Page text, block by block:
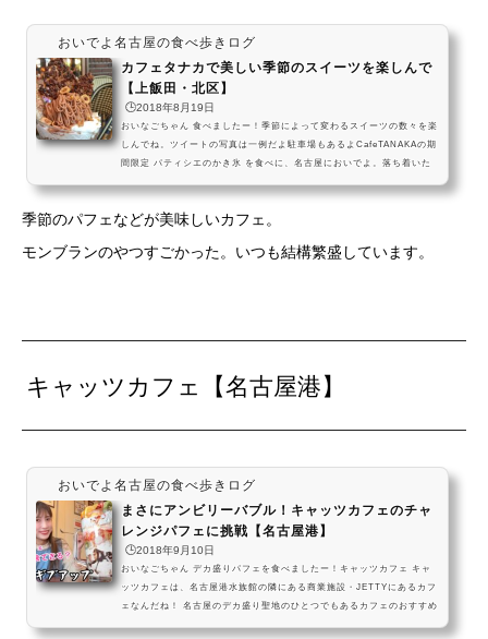
おいでよ名古屋の食べ歩きログ
カフェタナカで美しい季節のスイーツを楽しんで
【上飯田・北区】
🕒️2018年8月19日
おいなごちゃん 食べましたー！季節によって変わるスイーツの数々を楽
しんでね。ツイートの写真は一例だよ駐車場もあるよCafeTANAKAの期
間限定 パティシエのかき氷 を食べに、名古屋においでよ。落ち着いた
com/SEtq8gBidi— おいでよ名古屋 (@oinagoya) 2017年8月18日CafeT
折り重なった、幸せなスイーツだよ。お洒落な...
季節のパフェなどが美味しいカフェ。
モンブランのやつすごかった。いつも結構繁盛しています。
キャッツカフェ【名古屋港】
おいでよ名古屋の食べ歩きログ
まさにアンビリーバブル！キャッツカフェのチャ
レンジパフェに挑戦【名古屋港】
🕒️2018年9月10日
おいなごちゃん デカ盛りパフェを食べましたー！キャッツカフェ キャ
ッツカフェは、名古屋港水族館の隣にある商業施設・JETTYにあるカフ
ェなんだね！ 名古屋のデカ盛り聖地のひとつでもあるカフェのおすすめ